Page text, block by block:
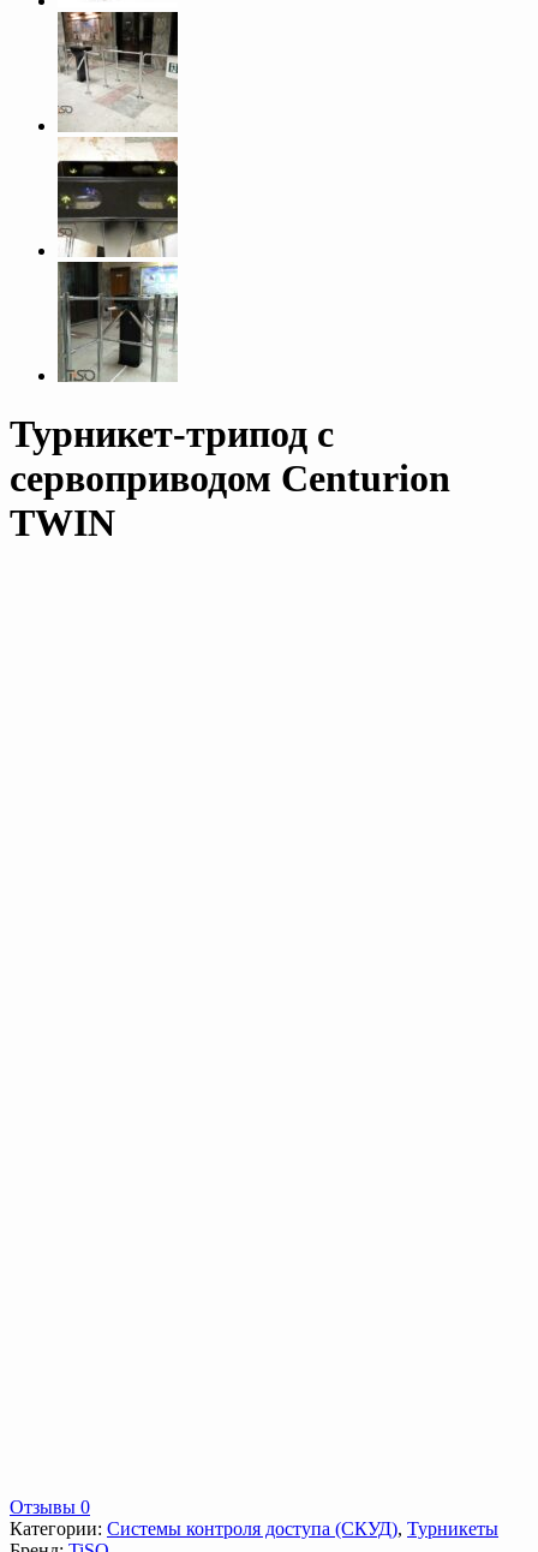
Турникет-трипод с
сервоприводом Centurion
TWIN
Отзывы 0
Категории: Системы контроля доступа (СКУД), Турникеты